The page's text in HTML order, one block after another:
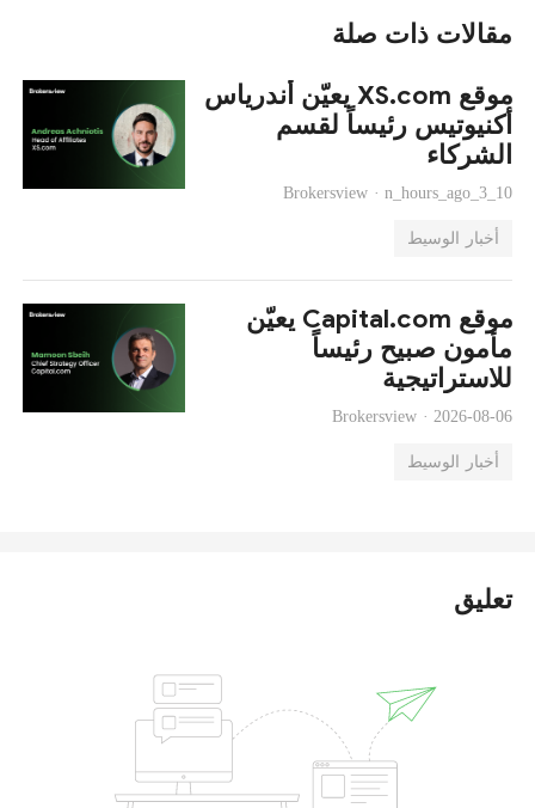
مقالات ذات صلة
موقع XS.com يعيّن أندرياس
أكنيوتيس رئيساً لقسم
الشركاء
Brokersview · n_hours_ago_3_10
أخبار الوسيط
موقع Capital.com يعيّن
مأمون صبيح رئيساً
للاستراتيجية
Brokersview · 2026-08-06
أخبار الوسيط
تعليق